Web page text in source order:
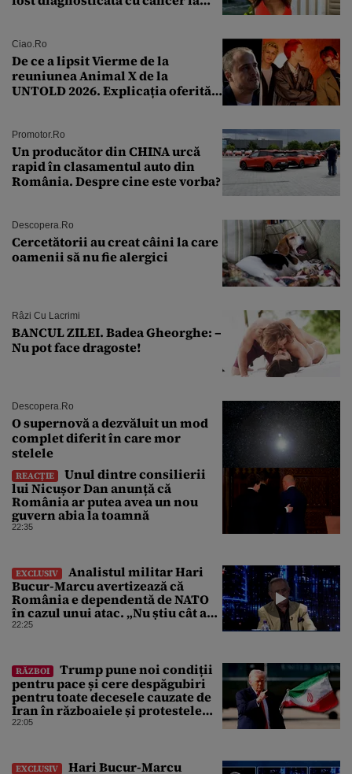
îmi salvez viața”
Ciao.ro
De ce a lipsit Vierme de la
reuniunea Animal X de la
UNTOLD 2026. Explicația oferită
Promotor.ro
Un producător din CHINA urcă
rapid în clasamentul auto din
România. Despre cine este vorba?
Descopera.ro
Cercetătorii au creat câini la care
oamenii să nu fie alergici
Râzi Cu Lacrimi
BANCUL ZILEI. Badea Gheorghe: –
Nu pot face dragoste!
Descopera.ro
O supernovă a dezvăluit un mod
complet diferit în care mor
stelele
REACȚIE
Unul dintre consilierii
lui Nicușor Dan anunță că
România ar putea avea un nou
guvern abia la toamnă
22:35
EXCLUSIV
Analistul militar Hari
Bucur-Marcu avertizează că
România e dependentă de NATO
în cazul unui atac. „Nu știu cât ar
rezista țara fără ajutor ”
22:25
RĂZBOI
Trump pune noi condiții
pentru pace și cere despăgubiri
pentru toate decesele cauzate de
Iran în războaiele și protestele
din ultimii 50 de ani
22:05
EXCLUSIV
Hari Bucur-Marcu